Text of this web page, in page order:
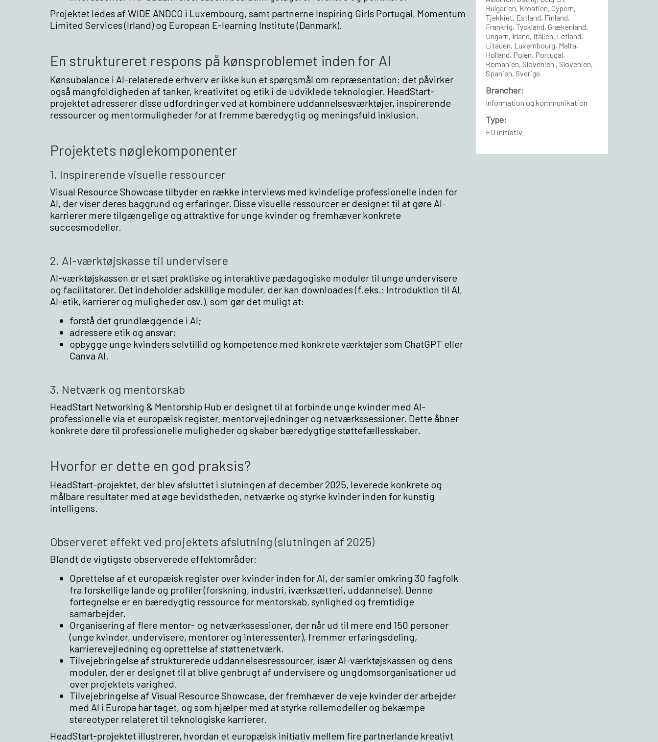
Projektet ledes af WIDE ANDCO i Luxembourg, samt partnerne Inspiring Girls Portugal, Momentum
Limited Services (Irland) og European E-learning Institute (Danmark).
En struktureret respons på kønsproblemet inden for AI
Kønsubalance i AI-relaterede erhverv er ikke kun et spørgsmål om repræsentation: det påvirker
også mangfoldigheden af tanker, kreativitet og etik i de udviklede teknologier. HeadStart-
projektet adresserer disse udfordringer ved at kombinere uddannelsesværktøjer, inspirerende
ressourcer og mentormuligheder for at fremme bæredygtig og meningsfuld inklusion.
Projektets nøglekomponenter
1. Inspirerende visuelle ressourcer
Visual Resource Showcase tilbyder en række interviews med kvindelige professionelle inden for
AI, der viser deres baggrund og erfaringer. Disse visuelle ressourcer er designet til at gøre AI-
karrierer mere tilgængelige og attraktive for unge kvinder og fremhæver konkrete
succesmodeller.
2. AI-værktøjskasse til undervisere
AI-værktøjskassen er et sæt praktiske og interaktive pædagogiske moduler til unge undervisere
og facilitatorer. Det indeholder adskillige moduler, der kan downloades (f.eks.: Introduktion til AI,
AI-etik, karrierer og muligheder osv.), som gør det muligt at:
forstå det grundlæggende i AI;
adressere etik og ansvar;
opbygge unge kvinders selvtillid og kompetence med konkrete værktøjer som ChatGPT eller
Canva AI.
3. Netværk og mentorskab
HeadStart Networking & Mentorship Hub er designet til at forbinde unge kvinder med AI-
professionelle via et europæisk register, mentorvejledninger og netværkssessioner. Dette åbner
konkrete døre til professionelle muligheder og skaber bæredygtige støttefællesskaber.
Hvorfor er dette en god praksis?
HeadStart-projektet, der blev afsluttet i slutningen af december 2025, leverede konkrete og
målbare resultater med at øge bevidstheden, netværke og styrke kvinder inden for kunstig
intelligens.
Observeret effekt ved projektets afslutning (slutningen af 2025)
Blandt de vigtigste observerede effektområder:
Oprettelse af et europæisk register over kvinder inden for AI, der samler omkring 30 fagfolk
fra forskellige lande og profiler (forskning, industri, iværksætteri, uddannelse). Denne
fortegnelse er en bæredygtig ressource for mentorskab, synlighed og fremtidige
samarbejder.
Organisering af flere mentor- og netværkssessioner, der når ud til mere end 150 personer
(unge kvinder, undervisere, mentorer og interessenter), fremmer erfaringsdeling,
karrierevejledning og oprettelse af støttenetværk.
Tilvejebringelse af strukturerede uddannelsesressourcer, især AI-værktøjskassen og dens
moduler, der er designet til at blive genbrugt af undervisere og ungdomsorganisationer ud
over projektets varighed.
Tilvejebringelse af Visual Resource Showcase, der fremhæver de veje kvinder der arbejder
med AI i Europa har taget, og som hjælper med at styrke rollemodeller og bekæmpe
stereotyper relateret til teknologiske karrierer.
HeadStart-projektet illustrerer, hvordan et europæisk initiativ mellem fire partnerlande kreativt
Bulgarien, Kroatien, Cypern,
Tjekkiet, Estland, Finland,
Frankrig, Tyskland, Grækenland,
Ungarn, Irland, Italien, Letland,
Litauen, Luxembourg, Malta,
Holland, Polen, Portugal,
Romanien, Slovenien , Slovenien,
Spanien, Sverige
Brancher:
Information og kommunikation
Type:
EU initiativ